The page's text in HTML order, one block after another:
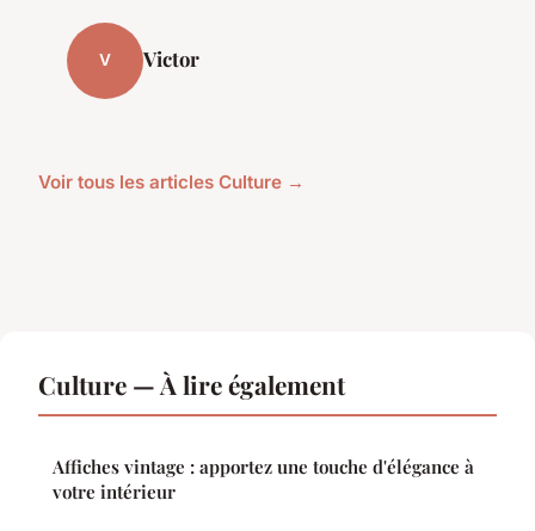
V Victor
Voir tous les articles Culture →
Culture — À lire également
Affiches vintage : apportez une touche d'élégance à
votre intérieur